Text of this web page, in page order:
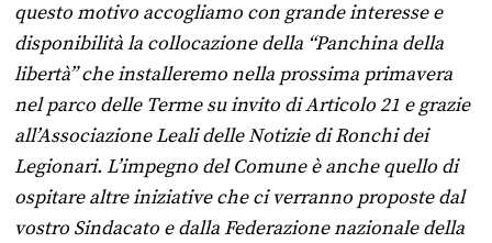
questo motivo accogliamo con grande interesse e
disponibilità la collocazione della “Panchina della
libertà” che installeremo nella prossima primavera
nel parco delle Terme su invito di Articolo 21 e grazie
all’Associazione Leali delle Notizie di Ronchi dei
Legionari. L’impegno del Comune è anche quello di
ospitare altre iniziative che ci verranno proposte dal
vostro Sindacato e dalla Federazione nazionale della